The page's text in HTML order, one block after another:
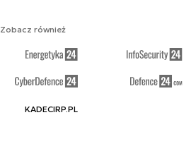
Zobacz również
KADECIRP.PL